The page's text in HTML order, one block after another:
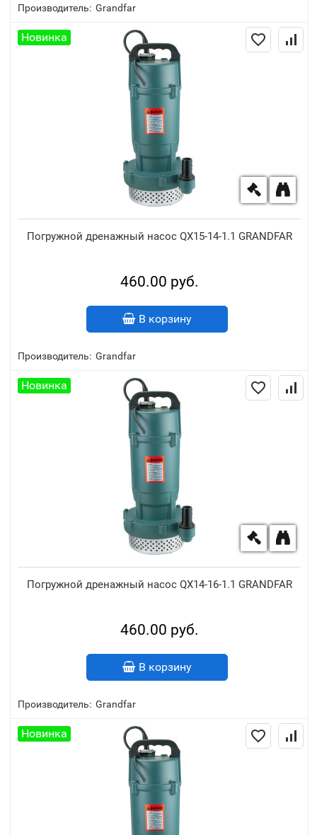
Производитель: Grandfar
Новинка
Погружной дренажный насос QX15-14-1.1 GRANDFAR
Производитель: Grandfar
460.00 руб.
В корзину
Новинка
Погружной дренажный насос QX14-16-1.1 GRANDFAR
Производитель: Grandfar
460.00 руб.
В корзину
Новинка